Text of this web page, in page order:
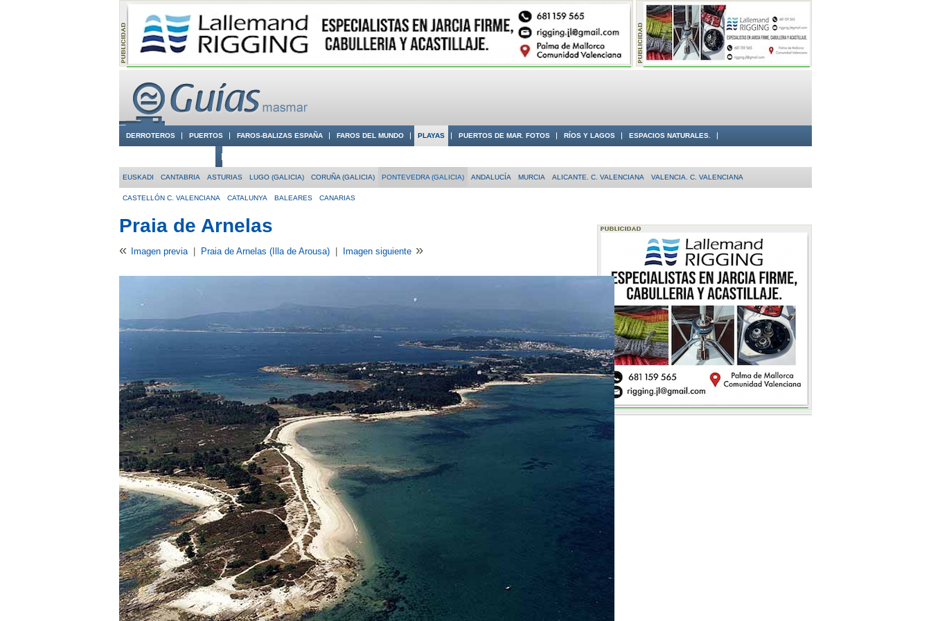
DERROTEROS PUERTOS FAROS-BALIZAS ESPAÑA FAROS DEL MUNDO PLAYAS PUERTOS DE MAR. FOTOS RÍOS Y LAGOS ESPACIOS NATURALES.
EUSKADI CANTABRIA ASTURIAS LUGO (GALICIA) CORUÑA (GALICIA) PONTEVEDRA (GALICIA) ANDALUCÍA MURCIA ALICANTE. C. VALENCIANA VALENCIA. C. VALENCIANA
CASTELLÓN C. VALENCIANA CATALUNYA BALEARES CANARIAS
Praia de Arnelas
« Imagen previa | Praia de Arnelas (Illa de Arousa) | Imagen siguiente »